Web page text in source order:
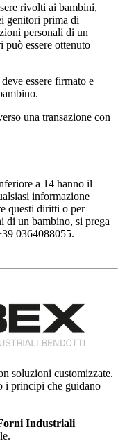
rivolti ai bambini,
genitori prima di
personali di un
essere ottenuto
essere firmato e
una transazione con
a 14 hanno il
informazione
questi diritti o per
di un bambino, si prega
0364088055.
soluzioni customizzate.
i principi che guidano
Industriali